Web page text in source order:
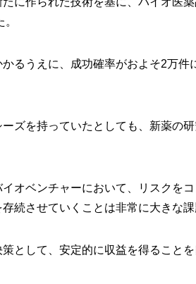
るうえに、成功確率がおよそ2万
ズを持っていたとしても、新薬の
オベンチャーにおいて、リスクを
続させていくことは非常に大きな課
として、安定的に収益を得ること